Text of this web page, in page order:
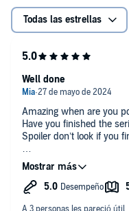
Todas las estrellas
Amazing when are you
Have you finished the
Spoiler don’t look if you
Well done